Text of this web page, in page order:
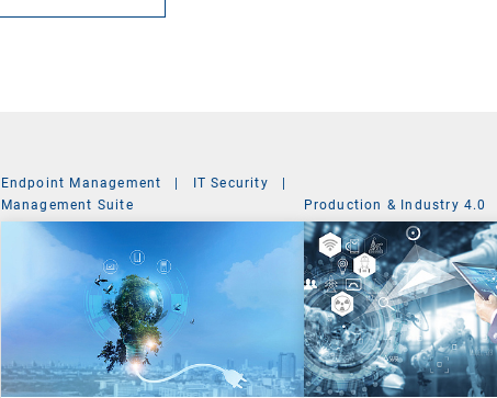
Endpoint Management | IT Security
|
Management Suite
Production & Industry 4.0